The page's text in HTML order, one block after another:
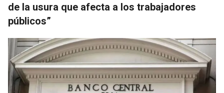
de la usura que afecta a los trabajadores
públicos”